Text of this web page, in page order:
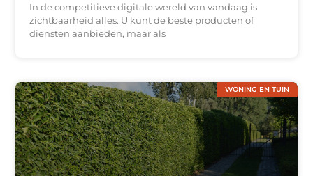
In de competitieve digitale wereld van vandaag is
zichtbaarheid alles. U kunt de beste producten of
diensten aanbieden, maar als
WONING EN TUIN